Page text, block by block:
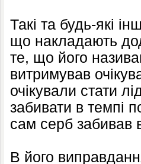
Такі та будь-які
що накладають
те, що його
витримував
очікували стати
забивати в темпі
сам серб забивав
В його